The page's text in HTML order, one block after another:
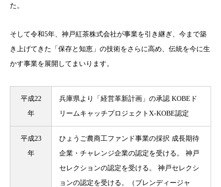
た。
そして令和5年、神戸紅茶株式会社が事業を引き継ぎ、今まで築
き上げてきた「保存と知恵」の技術をさらに高め、伝統を今に生
かす事業を展開してまいります。
平成22
年
兵庫県より「経営革新計画」の承認 KOBEド
リームキャッチプロジェクトX-KOBE認定
平成23
年
ひょうご農商工ファンド事業の採択 成長期待
企業・チャレンジ企業の認定を受ける。 神戸
セレクションの認定を受ける。 神戸セレクシ
ョンの認定を受ける。（ブレンディージャ